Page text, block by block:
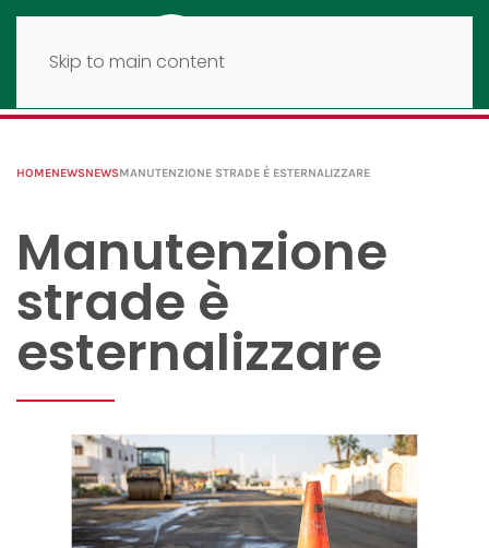
Skip to main content
HOMENEWSNEWSMANUTENZIONE STRADE È ESTERNALIZZARE
Manutenzione
strade è
esternalizzare